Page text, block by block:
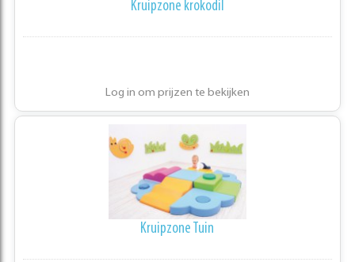
Kruipzone krokodil
Log in om prijzen te bekijken
Kruipzone Tuin